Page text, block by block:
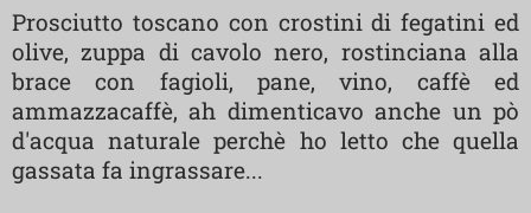
Prosciutto toscano con crostini di fegatini ed
olive, zuppa di cavolo nero, rostinciana alla
brace con fagioli, pane, vino, caffè ed
ammazzacaffè, ah dimenticavo anche un pò
d'acqua naturale perchè ho letto che quella
gassata fa ingrassare...